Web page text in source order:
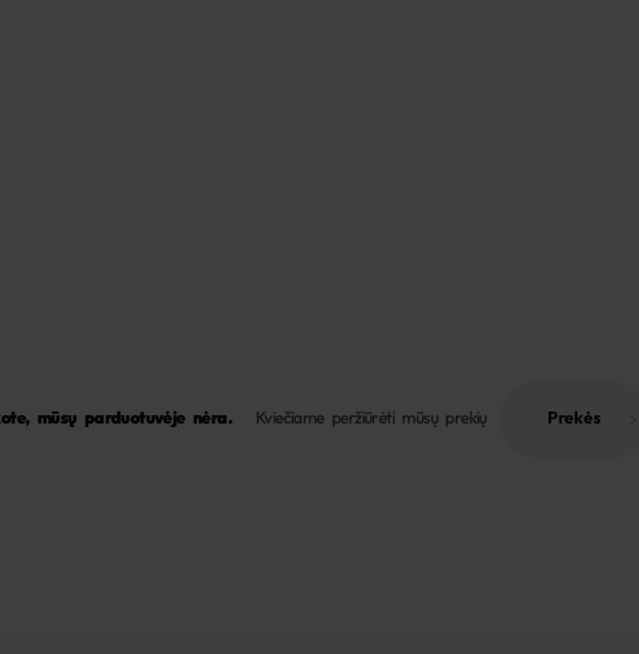
mūsų parduotuvėje nėra. Kviečiame peržiūrėti mūsų prekių Prekės